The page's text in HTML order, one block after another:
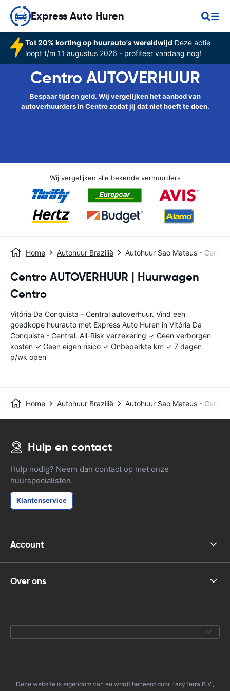
Express Auto Huren
Tot 20% korting op huurauto's wereldwijd Deze actie
loopt t/m 11 augustus 2026 - profiteer vandaag nog!
Centro AUTOVERHUUR
Bespaar tijd en geld. Wij vergelijken het aanbod van
autoverhuurders in Centro zodat jij dat niet hoeft te doen.
Wij vergelijken alle bekende verhuurders
Home Autohuur Brazilië Autohuur Sao Mateus - Central
Centro AUTOVERHUUR | Huurwagen
Centro
Vitória Da Conquista - Central autoverhuur. Vind een
goedkope huurauto met Express Auto Huren in Vitória Da
Conquista - Central. All-Risk verzekering ✓ Géén verborgen
kosten ✓ Geen eigen risico ✓ Onbeperkte km ✓ 7 dagen
p/wk open
Home Autohuur Brazilië Autohuur Sao Mateus - Central
Hulp en contact
Hulp nodig? Neem dan contact op met onze
huurspecialisten.
Klantenservice
Account
Over ons
Deze website is eigendom van en wordt beheerd door EasyTerra B.V.,